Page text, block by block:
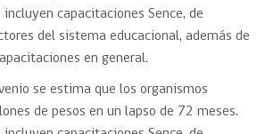
incluyen capacitaciones Sence, de
del sistema educacional, además de
en general.
se estima que los organismos
de pesos en un lapso de 72 meses.